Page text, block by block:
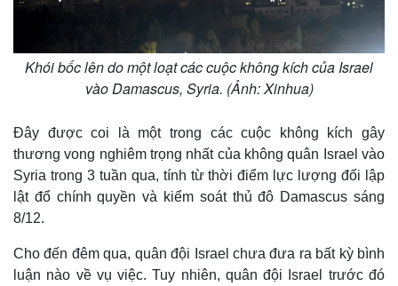
Khói bốc lên do một loạt các cuộc không kích của Israel
vào Damascus, Syria. (Ảnh: Xinhua)
Đây được coi là một trong các cuộc không kích gây
thương vong nghiêm trọng nhất của không quân Israel vào
Syria trong 3 tuần qua, tính từ thời điểm lực lượng đối lập
lật đổ chính quyền và kiểm soát thủ đô Damascus sáng
8/12.
Cho đến đêm qua, quân đội Israel chưa đưa ra bất kỳ bình
luận nào về vụ việc. Tuy nhiên, quân đội Israel trước đó